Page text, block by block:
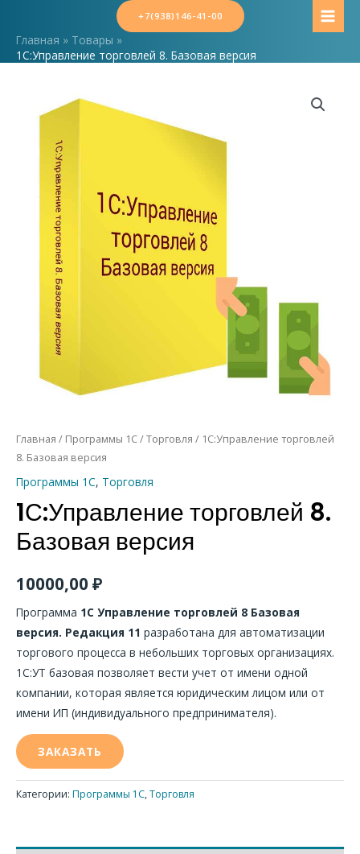
содержимому
+7(938)146-41-00
Главная
Товары
1С:Управление торговлей 8. Базовая версия
Главная / Программы 1С/Торговля / 1С:Управление торговлей
8. Базовая версия
Программы 1С, Торговля
1С:Управление торговлей 8.
Базовая версия
10000,00 ₽
Программа 1С Управление торговлей 8 Базовая
версия. Редакция 11 разработана для автоматизации
торгового процесса в небольших торговых организациях.
1С:УТ базовая позволяет вести учет от имени одной
компании, которая является юридическим лицом или от
имени ИП (индивидуального предпринимателя).
ЗАКАЗАТЬ
Категории: Программы 1С,Торговля